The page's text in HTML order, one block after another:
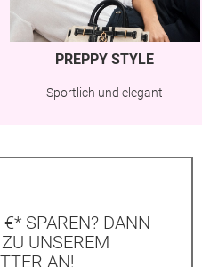
PREPPY STYLE
Sportlich und elegant
SPAREN? DANN
UNSEREM
AN!